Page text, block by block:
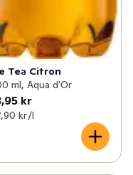
Tea Citron
ml, Aqua d'Or
kr
kr /l